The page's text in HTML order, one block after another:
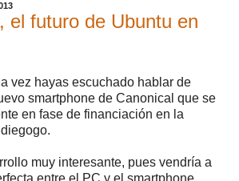
el futuro de Ubuntu en
vez hayas escuchado hablar de
smartphone de Canonical que se
en fase de financiación en la
muy interesante, pues vendría a
entre el PC y el smartphone,